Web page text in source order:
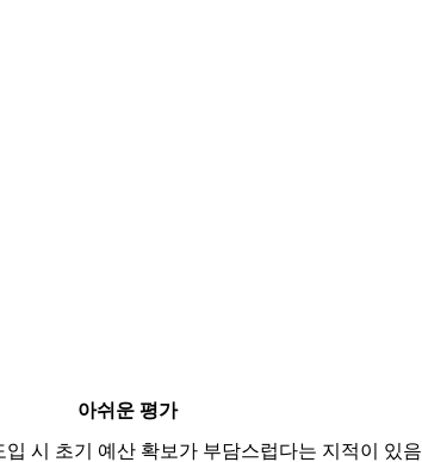
아쉬운 평가
시 초기 예산 확보가 부담스럽다는 지적이 있음